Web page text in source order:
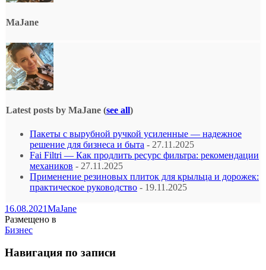
MaJane
Latest posts by MaJane (see all)
Пакеты с вырубной ручкой усиленные — надежное
решение для бизнеса и быта - 27.11.2025
Fai Filtri — Как продлить ресурс фильтра: рекомендации
механиков - 27.11.2025
Применение резиновых плиток для крыльца и дорожек:
практическое руководство - 19.11.2025
16.08.2021MaJane
Размещено в
Бизнес
Навигация по записи